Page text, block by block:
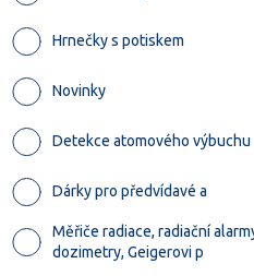
Hrnečky s potiskem
Novinky
Detekce atomového výbuchu
Dárky pro předvídavé a
Měřiče radiace, radiační
dozimetry, Geigerovi p